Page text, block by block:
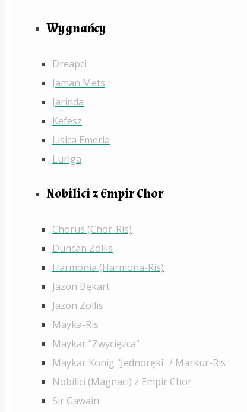
Wygnańcy
Dreapci
Jaman Mets
Jarinda
Kefesz
Lisica Emeria
Luriga
Nobilici z Empir Chor
Chorus (Chor-Ris)
Duncan Zollis
Harmonia (Harmona-Ris)
Jazon Bękart
Jazon Zollis
Mayka-Ris
Maykar "Zwycięzca"
Maykar Konig "Jednoręki" / Markur-Ris
Nobilici (Magnaci) z Empir Chor
Sir Gawain